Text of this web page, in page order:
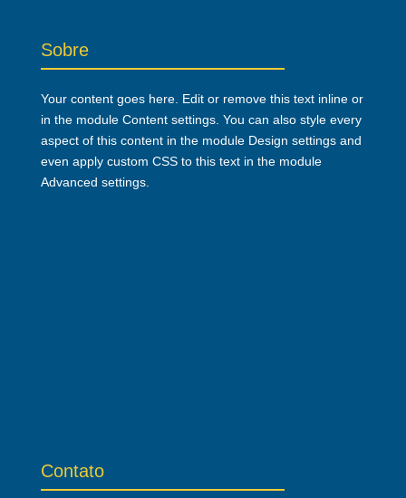
Sobre
Your content goes here. Edit or remove this text inline or
in the module Content settings. You can also style every
aspect of this content in the module Design settings and
even apply custom CSS to this text in the module
Advanced settings.
Contato